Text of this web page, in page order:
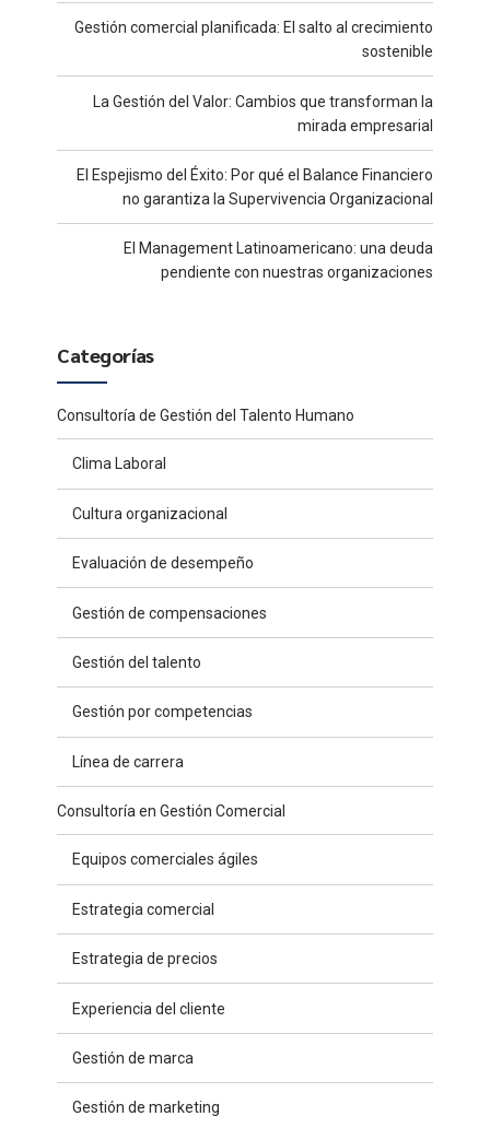
Gestión comercial planificada: El salto al crecimiento
sostenible
La Gestión del Valor: Cambios que transforman la
mirada empresarial
El Espejismo del Éxito: Por qué el Balance Financiero
no garantiza la Supervivencia Organizacional
El Management Latinoamericano: una deuda
pendiente con nuestras organizaciones
Categorías
Consultoría de Gestión del Talento Humano
Clima Laboral
Cultura organizacional
Evaluación de desempeño
Gestión de compensaciones
Gestión del talento
Gestión por competencias
Línea de carrera
Consultoría en Gestión Comercial
Equipos comerciales ágiles
Estrategia comercial
Estrategia de precios
Experiencia del cliente
Gestión de marca
Gestión de marketing